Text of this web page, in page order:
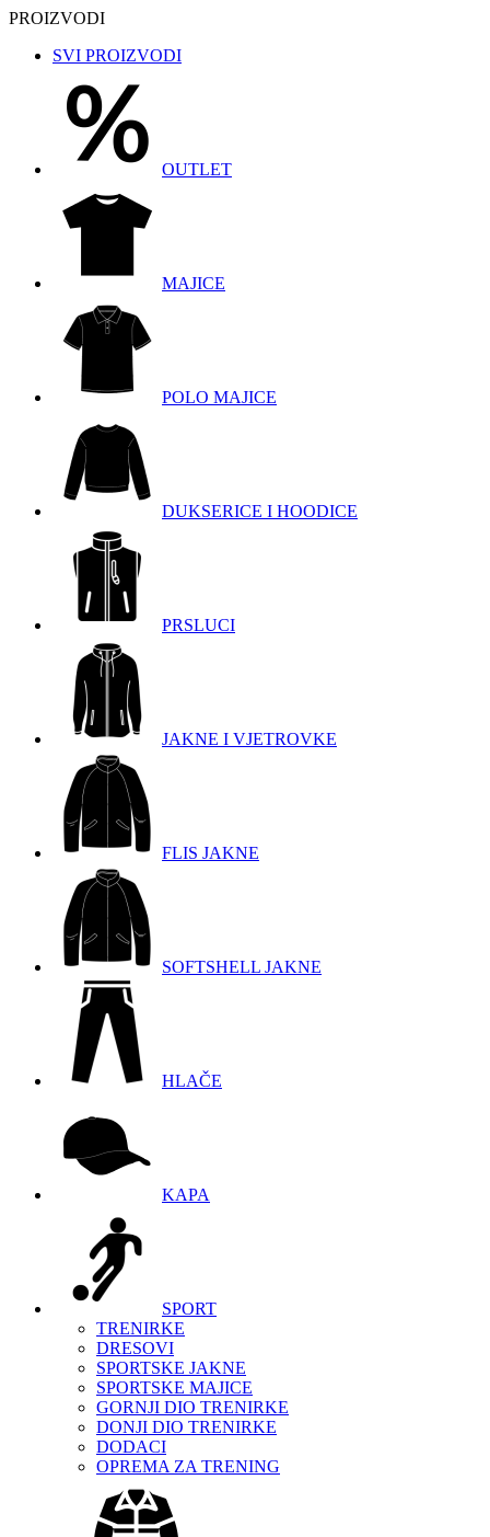
PROIZVODI
SVI PROIZVODI
OUTLET
MAJICE
POLO MAJICE
DUKSERICE I HOODICE
PRSLUCI
JAKNE I VJETROVKE
FLIS JAKNE
SOFTSHELL JAKNE
HLAČE
KAPA
SPORT
TRENIRKE
DRESOVI
SPORTSKE JAKNE
SPORTSKE MAJICE
GORNJI DIO TRENIRKE
DONJI DIO TRENIRKE
DODACI
OPREMA ZA TRENING